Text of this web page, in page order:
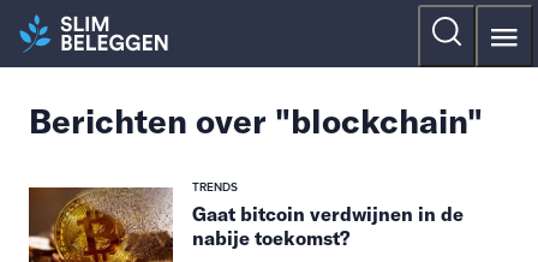
Berichten over "blockchain"
TRENDS
Gaat bitcoin verdwijnen in de
nabije toekomst?